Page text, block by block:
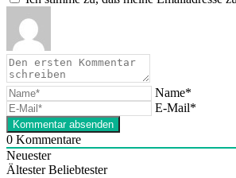
Name*
E-Mail*
0 Kommentare
Neuester
Ältester Beliebtester